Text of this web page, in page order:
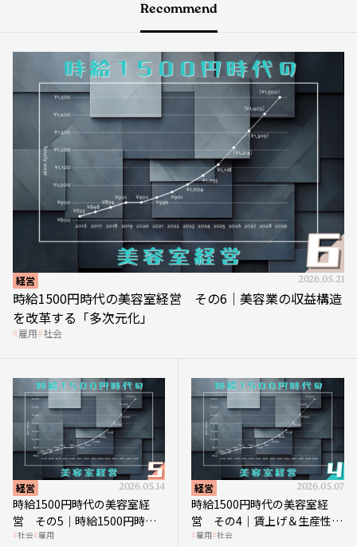
Recommend
経営 2026.05.21
時給1500円時代の美容室経営 その6｜美容業の収益構造
を改革する「多次元化」
雇用 社会
経営 2026.05.14
時給1500円時代の美容室経
営 その5｜時給1500円時代
の到来は美容業の収益構造を
社会 雇用
経営 2026.05.07
時給1500円時代の美容室経
営 その4｜賃上げ＆生産性向
上につなげる賢い助成金活用
雇用 社会